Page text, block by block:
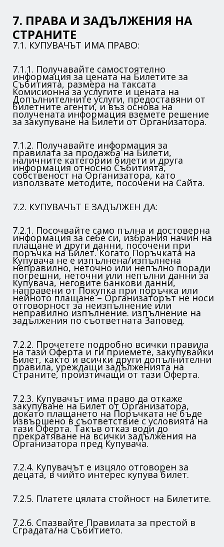
7. ПРАВА И ЗАДЪЛЖЕНИЯ НА
СТРАНИТЕ
7.1. КУПУВАЧЪТ ИМА ПРАВО:
7.1.1. Получавайте самостоятелно
информация за цената на Билетите за
Събитията, размера на таксата
Комисионна за услугите и цената на
Допълнителните услуги, предоставяни от
билетните агенти, и въз основа на
получената информация вземете решение
за закупуване на Билети от Организатора.
7.1.2. Получавайте информация за
правилата за продажба на Билети,
наличните категории билети и друга
информация относно Събитията,
собственост на Организатора, като
използвате методите, посочени на Сайта.
7.2. КУПУВАЧЪТ Е ЗАДЪЛЖЕН ДА:
7.2.1. Посочвайте само пълна и достоверна
информация за себе си, избрания начин на
плащане и други данни, посочени при
поръчка на Билет. Когато Поръчката на
Купувача не е изпълнена/изпълнена
неправилно, неточно или непълно поради
погрешни, неточни или непълни данни за
Купувача, неговите банкови данни,
направени от Покупка при поръчка или
нейното плащане – Организаторът не носи
отговорност за неизпълнение или
неправилно изпълнение. изпълнение на
задължения по съответната Заповед.
7.2.2. Прочетете подробно всички правила
на тази Оферта и ги приемете, закупувайки
Билет, както и всички други допълнителни
правила, уреждащи задълженията на
Страните, произтичащи от тази Оферта.
7.2.3. Купувачът има право да откаже
закупуване на Билет от Организатора,
докато плащането на Поръчката не бъде
извършено в съответствие с условията на
тази Оферта. Такъв отказ води до
прекратяване на всички задължения на
Организатора пред Купувача.
7.2.4. Купувачът е изцяло отговорен за
децата, в чийто интерес купува билет.
7.2.5. Платете цялата стойност на Билетите.
7.2.6. Спазвайте Правилата за престой в
Сградата/на Събитието.